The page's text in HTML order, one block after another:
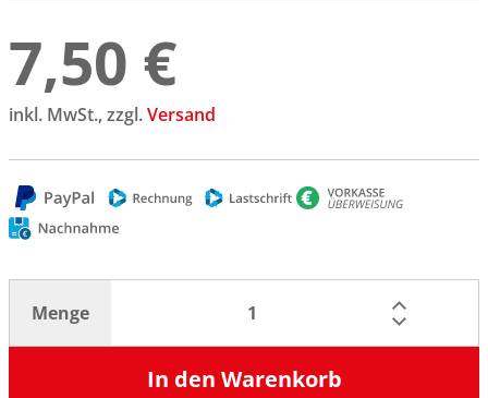
7,50 €
inkl. MwSt., zzgl.Versand
Menge
In den Warenkorb